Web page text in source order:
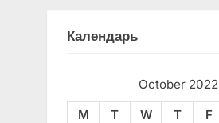
Календарь
October 2022
M
T W T F